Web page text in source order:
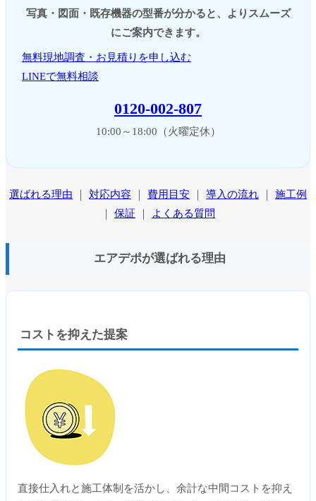
写真・図面・既存機器の型番が分かると、よりスムーズ
にご案内できます。
無料現地調査・お見積りを申し込む
LINEで無料相談
0120-002-807
10:00～18:00（火曜定休）
選ばれる理由 対応内容 費用目安 導入の流れ
施工例
保証 よくある質問
エアデポが選ばれる理由
コストを抑えた提案
直接仕入れと施工体制を活かし、余計な中間コストを抑え